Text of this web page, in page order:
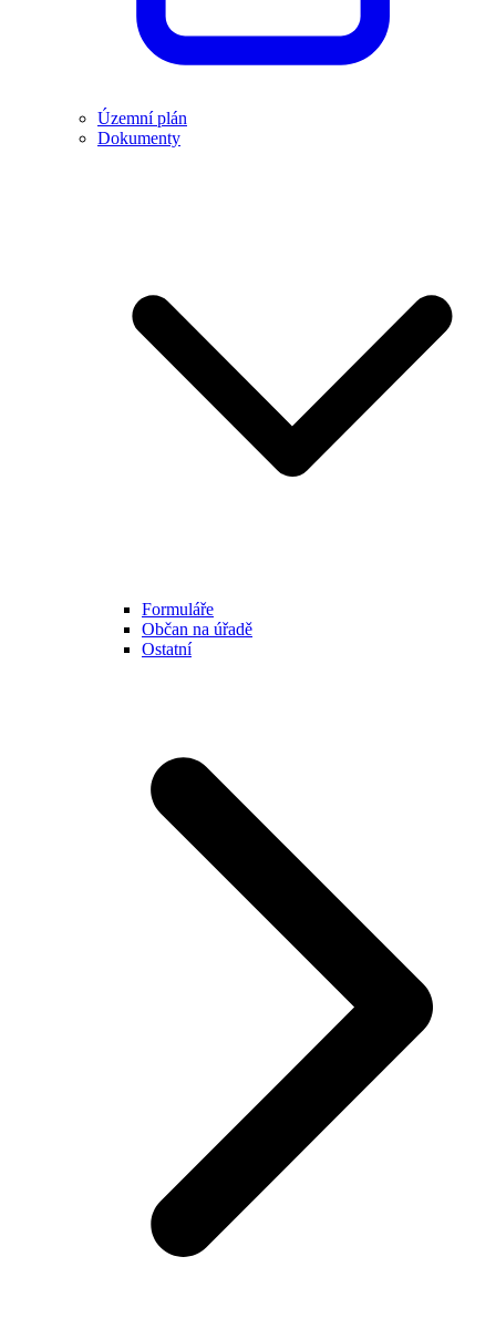
Územní plán
Dokumenty
Formuláře
Občan na úřadě
Ostatní